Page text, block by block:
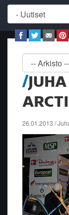
26.01.2013 /